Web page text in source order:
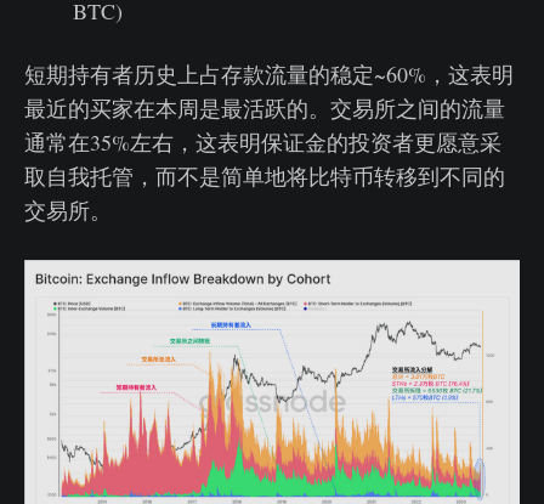
BTC)
短期持有者历史上占存款流量的稳定~60%，这表明
最近的买家在本周是最活跃的。交易所之间的流量
通常在35%左右，这表明保证金的投资者更愿意采
取自我托管，而不是简单地将比特币转移到不同的
交易所。